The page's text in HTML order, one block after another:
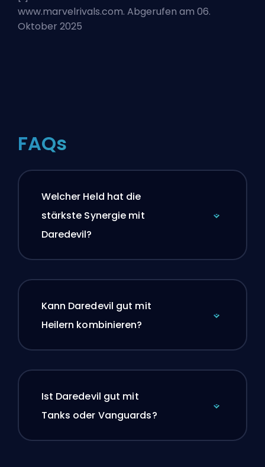
www.marvelrivals.com. Abgerufen am 06.
Oktober 2025
FAQs
Welcher Held hat die
stärkste Synergie mit
Daredevil?
Kann Daredevil gut mit
Heilern kombinieren?
Ist Daredevil gut mit
Tanks oder Vanguards?